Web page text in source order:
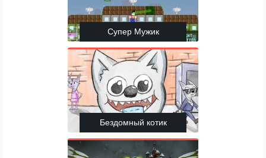
Супер Мужик
Бездомный котик